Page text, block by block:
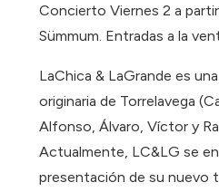
Concierto Viernes 2 a partir
Sümmum. Entradas a la
LaChica & LaGrande es
originaria de Torrelavega
Alfonso, Álvaro, Víctor y
Actualmente, LC&LG se
presentación de su nuevo